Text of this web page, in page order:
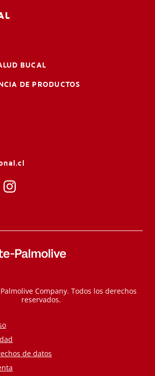
BUCAL
DE PRODUCTOS
Company. Todos los derechos
reservados.
de datos